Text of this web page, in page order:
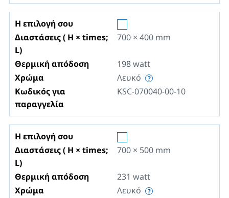
Η επιλογή σου
Διαστάσεις ( H × times;
L)
700 × 400 mm
Θερμική απόδοση 198watt
Χρώμα
Λευκό
Κωδικός για
παραγγελία
KSC-070040-00-10
Η επιλογή σου
Διαστάσεις ( H × times;
L)
700 × 500 mm
Θερμική απόδοση 231 watt
Χρώμα
Λευκό